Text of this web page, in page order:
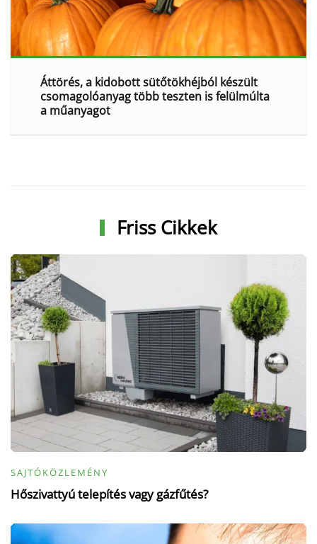
Áttörés, a kidobott sütőtökhéjból készült
csomagolóanyag több teszten is felülmúlta
a műanyagot
Friss Cikkek
SAJTÓKÖZLEMÉNY
Hőszivattyú telepítés vagy gázfűtés?